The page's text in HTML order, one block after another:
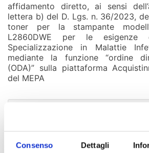
Consenso Dettagli
affidamento diretto, ai sensi
lettera b) del D. Lgs. n. 36/2023,
toner per la stampante
L2860DWE per le esigenze
Specializzazione in Malattie
mediante la funzione “ordine
(ODA)” sulla piattaforma
del MEPA